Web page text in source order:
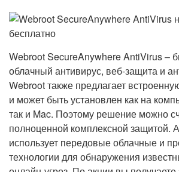
Webroot SecureAnywhere AntiVirus –
облачный антивирус, веб-защита и
Webroot также предлагает
и может быть установлен как на
так и Mac. Поэтому решение можно
полноценной комплексной защитой.
использует передовые облачные и
технологии для обнаружения